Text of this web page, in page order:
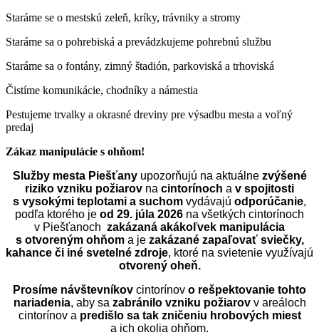
Staráme se o mestskú zeleň, kríky, trávniky a stromy
Staráme sa o pohrebiská a prevádzkujeme pohrebnú službu
Staráme sa o fontány, zimný štadión, parkoviská a trhoviská
Čistíme komunikácie, chodníky a námestia
Pestujeme trvalky a okrasné dreviny pre výsadbu mesta a voľný
predaj
Zákaz manipulácie s ohňom!
Služby mesta Piešťanyupozorňujú na aktuálne zvýšené
riziko vzniku požiarov na cintorínoch a v spojitosti
s vysokými teplotami a suchom vydávajú odporúčanie,
podľa ktorého je od 29. júla 2026 na všetkých cintorínoch
v Piešťanoch zakázaná akákoľvek manipulácia
s otvoreným ohňoma je zakázané zapaľovať sviečky,
kahance či iné svetelné zdroje, ktoré na svietenie využívajú
otvorený oheň.
Prosíme návštevníkov cintorínov o rešpektovanie tohto
nariadenia, aby sa zabránilo vzniku požiarovv areáloch
cintorínov a predišlo sa tak zničeniu hrobových miest
a ich okolia ohňom.